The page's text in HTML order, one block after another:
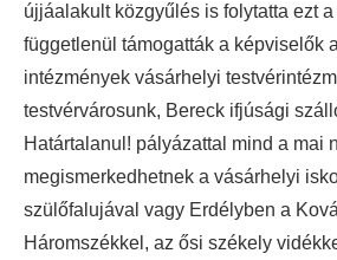
újjáalakult közgyűlés is folytatta ezt
függetlenül támogatták a képviselők
intézmények vásárhelyi
testvérvárosunk, Bereck ifjúsági
Határtalanul! pályázattal mind a mai
megismerkedhetnek a vásárhelyi
szülőfalujával vagy Erdélyben a
Háromszékkel, az ősi székely